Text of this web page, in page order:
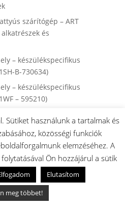
szárítógép – ART
és
– készülékspecifikus
B-730634)
– készülékspecifikus
– 595210)
felismerése
automata
robbantott ábra,
automata
Sütiket használunk a tartalmak és
közösségi funkciók
elemzéséhez. A
Ön hozzájárul a sütik
Elutasítom
meg többet!